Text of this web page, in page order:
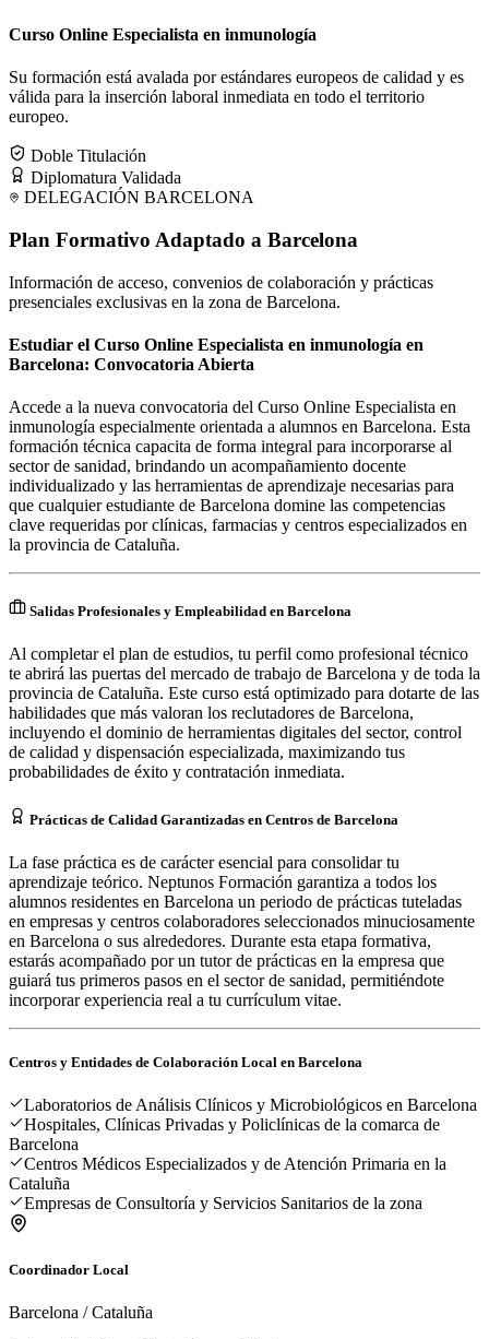
Curso Online Especialista en inmunología
Su formación está avalada por estándares europeos de calidad y es
válida para la inserción laboral inmediata en todo el territorio
europeo.
Doble Titulación
Diplomatura Validada
DELEGACIÓN BARCELONA
Plan Formativo Adaptado a Barcelona
Información de acceso, convenios de colaboración y prácticas
presenciales exclusivas en la zona de Barcelona.
Estudiar el Curso Online Especialista en inmunología en
Barcelona: Convocatoria Abierta
Accede a la nueva convocatoria del Curso Online Especialista en
inmunología especialmente orientada a alumnos en Barcelona. Esta
formación técnica capacita de forma integral para incorporarse al
sector de sanidad, brindando un acompañamiento docente
individualizado y las herramientas de aprendizaje necesarias para
que cualquier estudiante de Barcelona domine las competencias
clave requeridas por clínicas, farmacias y centros especializados en
la provincia de Cataluña.
Salidas Profesionales y Empleabilidad en Barcelona
Al completar el plan de estudios, tu perfil como profesional técnico
te abrirá las puertas del mercado de trabajo de Barcelona y de toda la
provincia de Cataluña. Este curso está optimizado para dotarte de las
habilidades que más valoran los reclutadores de Barcelona,
incluyendo el dominio de herramientas digitales del sector, control
de calidad y dispensación especializada, maximizando tus
probabilidades de éxito y contratación inmediata.
Prácticas de Calidad Garantizadas en Centros de Barcelona
La fase práctica es de carácter esencial para consolidar tu
aprendizaje teórico. Neptunos Formación garantiza a todos los
alumnos residentes en Barcelona un periodo de prácticas tuteladas
en empresas y centros colaboradores seleccionados minuciosamente
en Barcelona o sus alrededores. Durante esta etapa formativa,
estarás acompañado por un tutor de prácticas en la empresa que
guiará tus primeros pasos en el sector de sanidad, permitiéndote
incorporar experiencia real a tu currículum vitae.
Centros y Entidades de Colaboración Local en Barcelona
Laboratorios de Análisis Clínicos y Microbiológicos en Barcelona
Hospitales, Clínicas Privadas y Policlínicas de la comarca de
Barcelona
Centros Médicos Especializados y de Atención Primaria en la
Cataluña
Empresas de Consultoría y Servicios Sanitarios de la zona
Coordinador Local
Barcelona /Cataluña